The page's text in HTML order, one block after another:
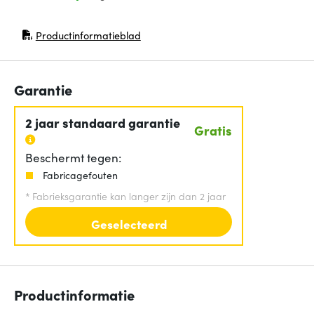
Productinformatieblad
(opent in nieuw venster)
Garantie
2 jaar standaard garantie Gratis
Beschermt tegen:
Fabricagefouten
* Fabrieksgarantie kan langer zijn dan 2 jaar
Geselecteerd
Productinformatie